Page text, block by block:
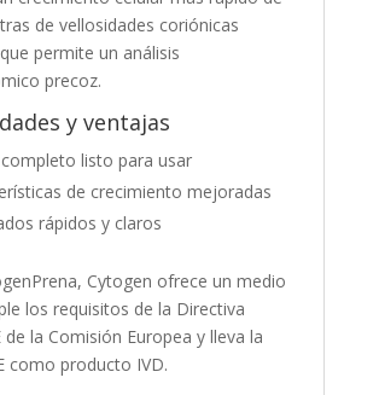
de vellosidades coriónicas
permite un análisis
precoz.
y ventajas
listo para usar
de crecimiento mejoradas
rápidos y claros
Cytogen ofrece un medio
los requisitos de la Directiva
de la Comisión Europea y lleva la
como producto IVD.